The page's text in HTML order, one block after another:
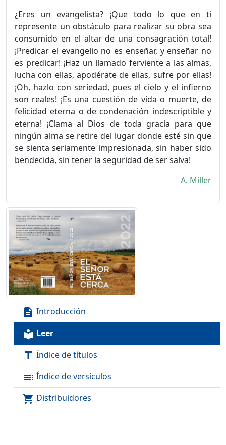
¿Eres un evangelista? ¡Que todo lo que en ti
represente un obstáculo para realizar su obra sea
consumido en el altar de una consagración total!
¡Predicar el evangelio no es enseñar, y enseñar no
es predicar! ¡Haz un llamado ferviente a las almas,
lucha con ellas, apodérate de ellas, sufre por ellas!
¡Oh, hazlo con seriedad, pues el cielo y el infierno
son reales! ¡Es una cuestión de vida o muerte, de
felicidad eterna o de condenación indescriptible y
eterna! ¡Clama al Dios de toda gracia para que
ningún alma se retire del lugar donde esté sin que
se sienta seriamente impresionada, sin haber sido
bendecida, sin tener la seguridad de ser salva!
A. Miller
description Introducción
local_library Leer
title Índice de títulos
toc Índice de versículos
shopping_cart Distribuidores